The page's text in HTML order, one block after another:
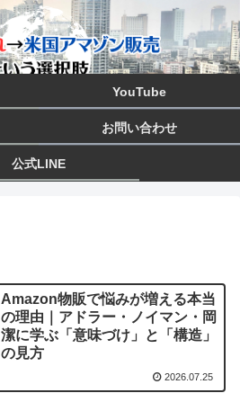
YouTube
お問い合わせ
公式LINE
Amazon物販で悩みが増える本当
の理由｜アドラー・ノイマン・岡
潔に学ぶ「意味づけ」と「構造」
の見方
2026.07.25